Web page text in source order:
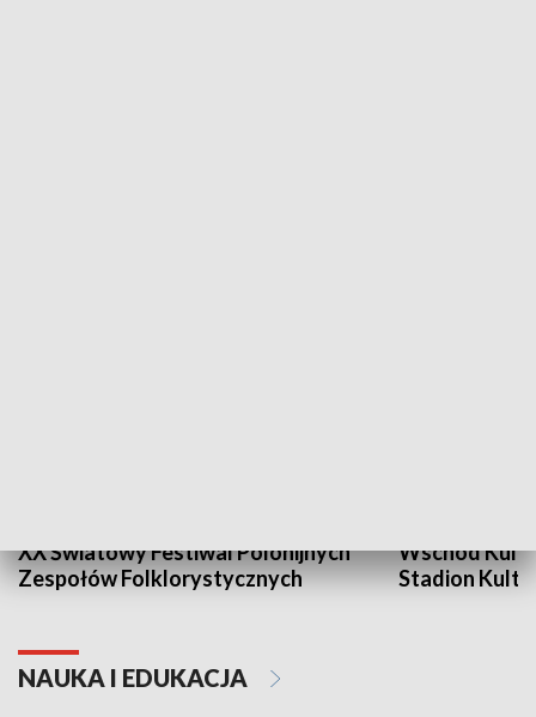
XX Światowy Festiwal Polonijnych
Zespołów Folklorystycznych
Wschód
Stadion
NAUKA I EDUKACJA